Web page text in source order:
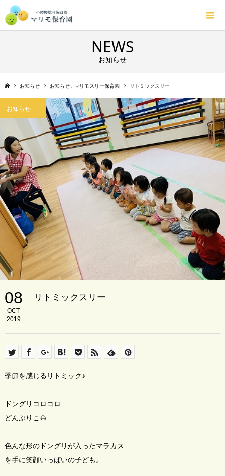
NEWS
お知らせ
お知らせ お知らせ , マリモスリー保育園 リトミックスリー
お知らせ
08
OCT
2019
リトミックスリー
季節を感じるリトミック♪
ドングリコロコロ
どんぶりこ🌰
色んな形のドングリが入ったマラカス
を手に笑顔いっぱいの子ども。